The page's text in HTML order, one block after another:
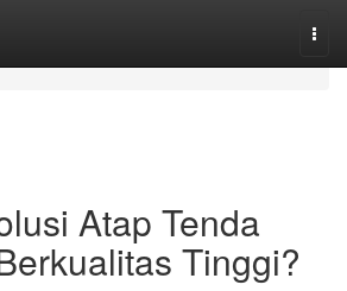
Atap Tenda
Tinggi?